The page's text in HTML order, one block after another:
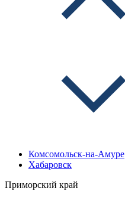
Комсомольск-на-Амуре
Хабаровск
Приморский край